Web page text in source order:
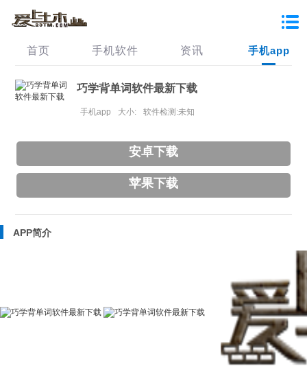
首页 手机软件 资讯 手机app
巧学背单词软件最新下载
手机app 大小: 软件检测:未知
安卓下载
苹果下载
APP简介